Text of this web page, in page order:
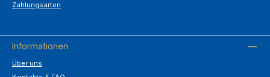
Zahlungsarten
Informationen
Über uns